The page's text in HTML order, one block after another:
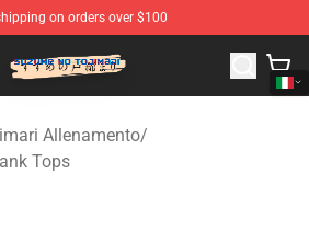
on orders over $100
Store - Official Suzumeno Tojimari
Allenamento/
Tops